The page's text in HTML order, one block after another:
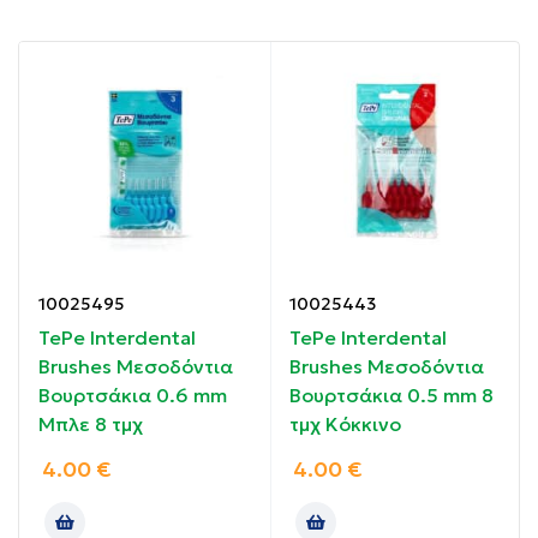
την εμφάνιση τερηδόνας στα πλαϊνά των δοντιών,
Συσκευασία: 5 τμχ
Ιδιότητες:
Αποτρέπουν τη εμφάνιση μεσοδόντιας τερηδόνας,
ουλίτιδας & περιοδοντίτιδας.
Υψηλή αντοχή.
Δεν τραυματίζουν.
Οδηγίες χρήσης:
10025495
TePe Interdental
Brushes Μεσοδόντια
Βουρτσάκια 0.6 mm
Μπλε 8 τμχ
4.00 €
10025443
TePe Interdental
Brushes Μεσοδόντια
Βουρτσάκια 0.5 mm 8
τμχ Κόκκινο
4.00 €